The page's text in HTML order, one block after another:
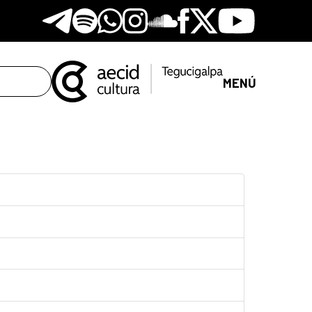
Telegram
SpotifyWhatsapp
Instagram
Soundclore
Facebook
X Youtube
MENÚ